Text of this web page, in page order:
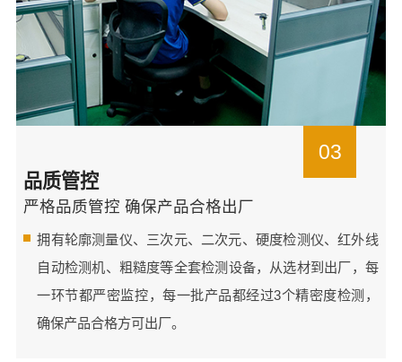
03
品质管控
严格品质管控 确保产品合格出厂
拥有轮廓测量仪、三次元、二次元、硬度检测仪、红外线
自动检测机、粗糙度等全套检测设备，从选材到出厂，每
一环节都严密监控，每一批产品都经过3个精密度检测，
确保产品合格方可出厂。